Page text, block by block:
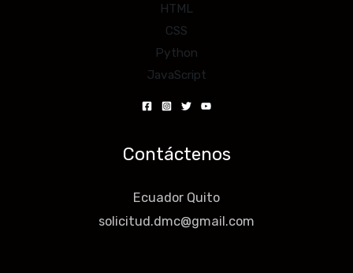
HTML
CSS
Python
JavaScript
Contáctenos
Ecuador Quito
solicitud.dmc@gmail.com